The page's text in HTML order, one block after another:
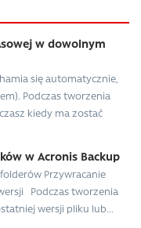
w dowolnym
się automatycznie,
Podczas tworzenia
kiedy ma zostać
w Acronis Backup
Przywracanie
Podczas tworzenia
wersji pliku lub...